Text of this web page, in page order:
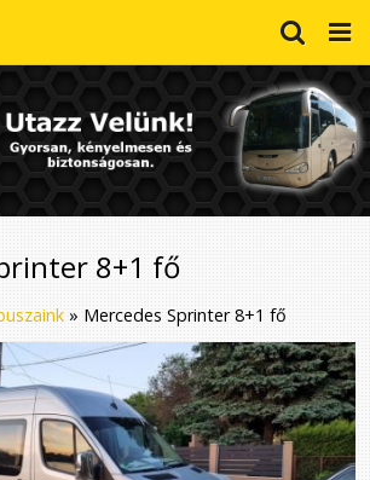
8+1 fő
» Mercedes Sprinter 8+1 fő